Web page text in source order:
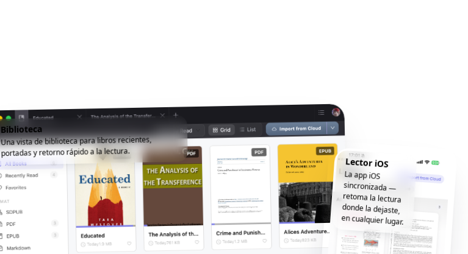
Biblioteca
Una vista de biblioteca para libros recientes,
portadas y retorno rápido a la lectura.
Lector iOS
La app iOS
sincronizada —
retoma la lectura
donde la dejaste,
en cualquier lugar.